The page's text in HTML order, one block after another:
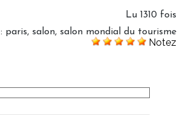
Lu 1310 fois
: paris, salon, salon mondial du tourisme
Notez